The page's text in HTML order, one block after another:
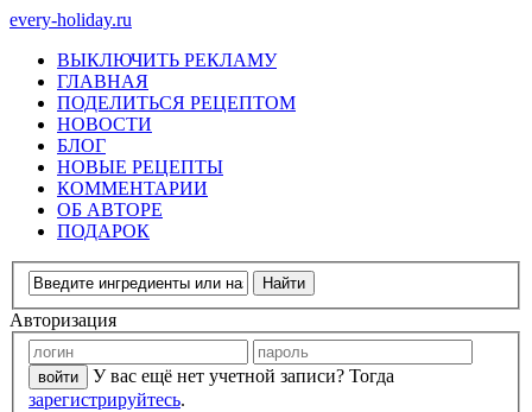
every-holiday.ru
ВЫКЛЮЧИТЬ РЕКЛАМУ
ГЛАВНАЯ
ПОДЕЛИТЬСЯ РЕЦЕПТОМ
НОВОСТИ
БЛОГ
НОВЫЕ РЕЦЕПТЫ
КОММЕНТАРИИ
ОБ АВТОРЕ
ПОДАРОК
Авторизация
У вас ещё нет учетной записи? Тогда
зарегистрируйтесь.